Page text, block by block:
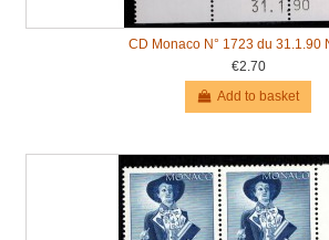
CD Monaco N° 1723 du 31.1.90
€2.70
Add to basket